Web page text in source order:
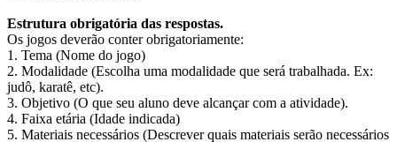
Estrutura obrigatória das respostas.
Os jogos deverão conter obrigatoriamente:
1. Tema (Nome do jogo)
2. Modalidade (Escolha uma modalidade que será trabalhada. Ex:
judô, karatê, etc).
3. Objetivo (O que seu aluno deve alcançar com a atividade).
4. Faixa etária (Idade indicada)
5. Materiais necessários (Descrever quais materiais serão necessários